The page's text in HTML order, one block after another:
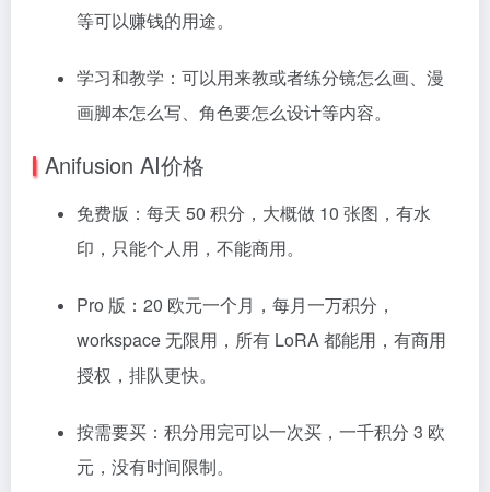
等可以赚钱的用途。
学习和教学：可以用来教或者练分镜怎么画、漫
画脚本怎么写、角色要怎么设计等内容。
Anifusion AI价格
免费版：每天 50 积分，大概做 10 张图，有水
印，只能个人用，不能商用。
Pro 版：20 欧元一个月，每月一万积分，
workspace 无限用，所有 LoRA 都能用，有商用
授权，排队更快。
按需要买：积分用完可以一次买，一千积分 3 欧
元，没有时间限制。